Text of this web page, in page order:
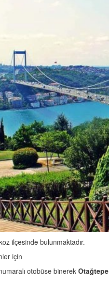
ilçesinde bulunmaktadır.
için
otobüse binerekOtağtepe